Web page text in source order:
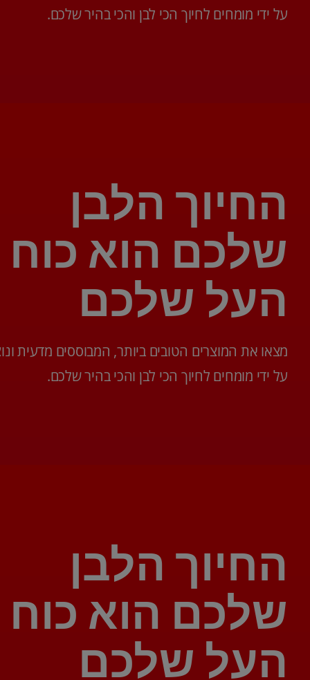
על ידי מומחים לחיוך הכי לבן והכי בהיר שלכם.
החיוך הלבן
שלכם הוא כוח
העל שלכם
מצאו את המוצרים הטובים ביותר, המבוססים מדעית
על ידי מומחים לחיוך הכי לבן והכי בהיר שלכם.
החיוך הלבן
שלכם הוא כוח
העל שלכם